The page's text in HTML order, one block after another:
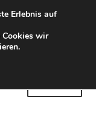
Uhr
Erlebnis auf
Cookies wir